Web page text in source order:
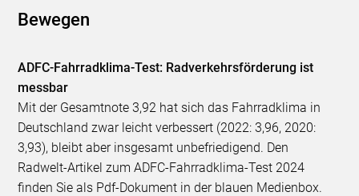
Bewegen
ADFC-Fahrradklima-Test: Radverkehrsförderung ist
messbar
Mit der Gesamtnote 3,92 hat sich das Fahrradklima in
Deutschland zwar leicht verbessert (2022: 3,96, 2020:
3,93), bleibt aber insgesamt unbefriedigend. Den
Radwelt-Artikel zum ADFC-Fahrradklima-Test 2024
finden Sie als Pdf-Dokument in der blauen Medienbox.